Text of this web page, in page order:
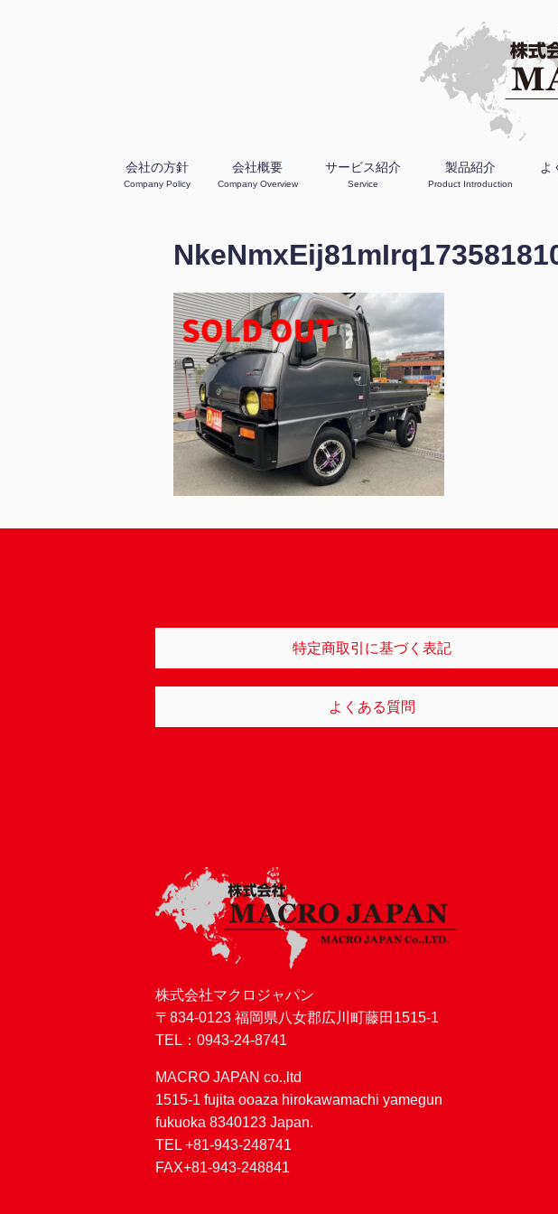
会社の方針
Company Policy
会社概要
Company Overview
サービス紹介
Service
製品紹介
Product Introduction
よ
特定商取引に基づく表記
よくある質問
株式会社マクロジャパン
〒834-0123 福岡県八女郡広川町藤田1515-1
TEL：0943-24-8741
MACRO JAPAN co.,ltd
1515-1 fujita ooaza hirokawamachi yamegun
fukuoka 8340123 Japan.
TEL +81-943-248741
FAX+81-943-248841